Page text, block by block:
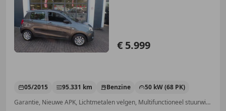
€ 5.999
05/2015 95.331 km Benzine
50 kW (68 PK)
Garantie, Nieuwe APK, Lichtmetalen velgen, Multifunctioneel stuurwiel, Elektrische ramen, Airconditioning, Alarm, Centrale deurvergrendeling met afstandsbediening